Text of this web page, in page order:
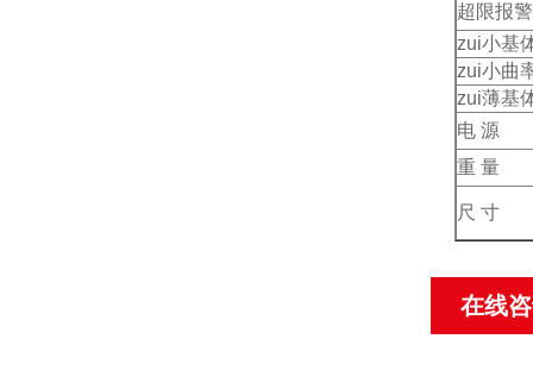
超限报警
zui小基
zui小曲
zui薄基
电 源
重 量
尺 寸
在线